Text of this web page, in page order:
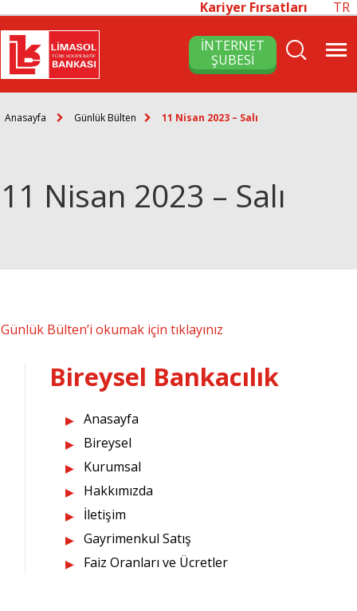
Kariyer Fırsatları TR
İNTERNET
ŞUBESİ
Anasayfa Günlük Bülten 11 Nisan 2023 – Salı
11 Nisan 2023 – Salı
Günlük Bülten’i okumak için tıklayınız
Bireysel Bankacılık
Anasayfa
Bireysel
Kurumsal
Hakkımızda
İletişim
Gayrimenkul Satış
Faiz Oranları ve Ücretler